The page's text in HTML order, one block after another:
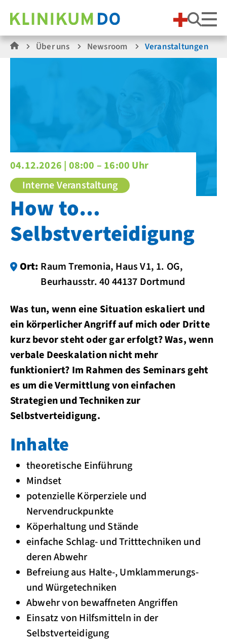
Über uns Newsroom Veranstaltungen
04.12.2026 | 08:00 – 16:00 Uhr
Interne Veranstaltung
How to…
Selbstverteidigung
Ort: Raum Tremonia, Haus V1, 1. OG,
Beurhausstr. 40 44137 Dortmund
Was tun, wenn eine Situation eskaliert und
ein körperlicher Angriff auf mich oder Dritte
kurz bevor steht oder gar erfolgt? Was, wenn
verbale Deeskalation nicht mehr
funktioniert? Im Rahmen des Seminars geht
es um die Vermittlung von einfachen
Strategien und Techniken zur
Selbstverteidigung.
Inhalte
theoretische Einführung
Mindset
potenzielle Körperziele und
Nervendruckpunkte
Köperhaltung und Stände
einfache Schlag- und Tritttechniken und
deren Abwehr
Befreiung aus Halte-, Umklammerungs-
und Würgetechniken
Abwehr von bewaffneten Angriffen
Einsatz von Hilfsmitteln in der
Selbstverteidigung